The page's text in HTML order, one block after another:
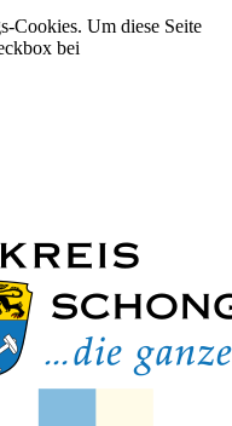
Cookies. Um diese Seite
bei